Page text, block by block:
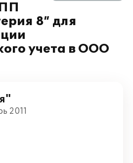
8” для
учета в ООО
2011